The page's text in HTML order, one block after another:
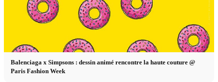
Balenciaga x Simpsons : dessin animé rencontre la haute couture @
Paris Fashion Week